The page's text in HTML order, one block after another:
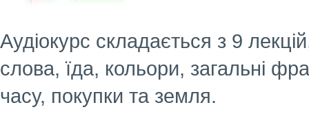
Аудіокурс складається з 9
слова, їда, кольори, загальні
часу, покупки та земля.